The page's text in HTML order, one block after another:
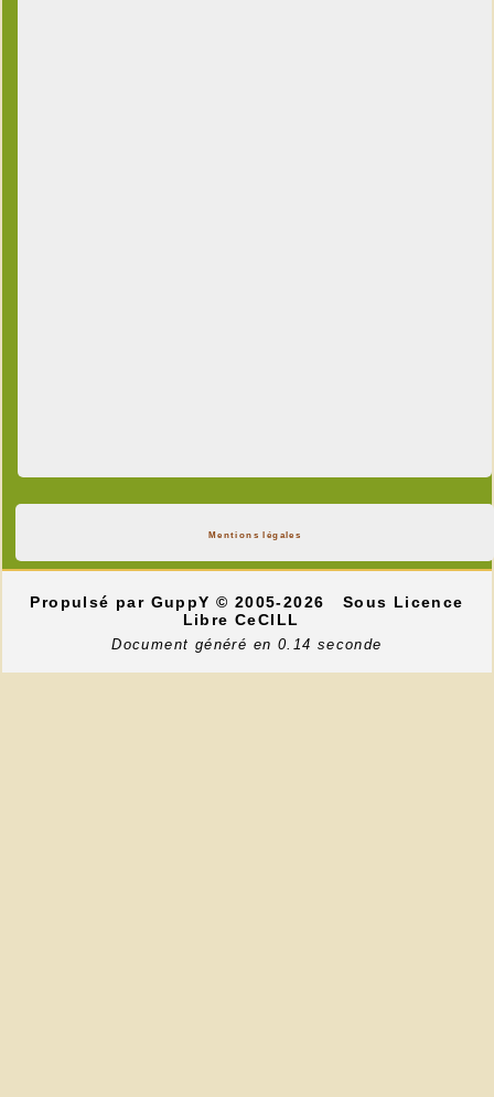
Mentions légales
Propulsé par GuppY© 2005-2026
Sous Licence
Libre CeCILL
Document généré en 0.14 seconde